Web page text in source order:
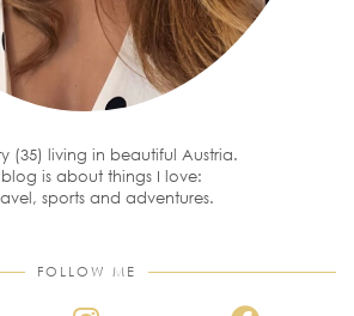
(35) living in beautiful Austria.
blog is about things I love:
sports and adventures.
FOLLOW ME